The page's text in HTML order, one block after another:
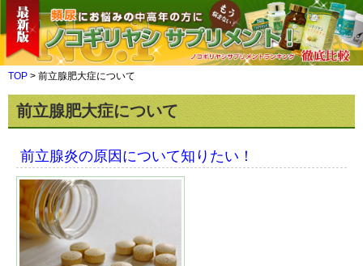
TOP > 前立腺肥大症について
前立腺肥大症について
前立腺炎の原因について知りたい！